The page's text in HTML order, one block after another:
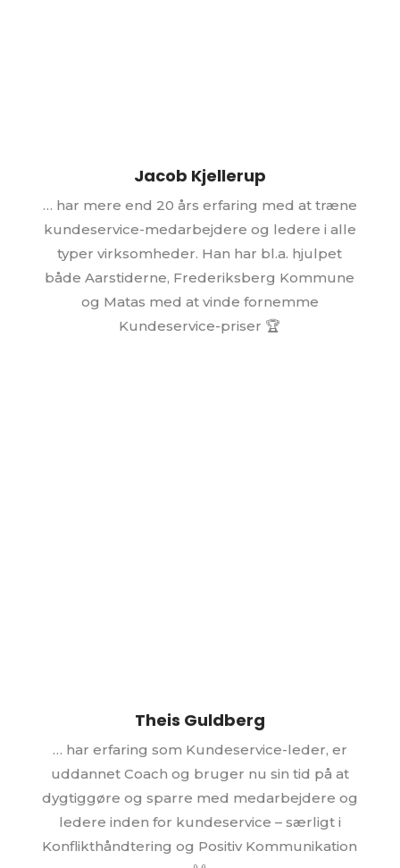
Jacob Kjellerup
… har mere end 20 års erfaring med at træne
kundeservice-medarbejdere og ledere i alle
typer virksomheder. Han har bl.a. hjulpet
både Aarstiderne, Frederiksberg Kommune
og Matas med at vinde fornemme
Kundeservice-priser 🏆
Theis Guldberg
… har erfaring som Kundeservice-leder, er
uddannet Coach og bruger nu sin tid på at
dygtiggøre og sparre med medarbejdere og
ledere inden for kundeservice – særligt i
Konflikthåndtering og Positiv Kommunikation